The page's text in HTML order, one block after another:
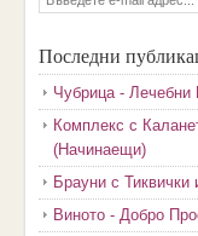
Последни
Чубрица - Лечебни
Комплекс с
(Начинаещи)
Брауни с
Виното - Добро